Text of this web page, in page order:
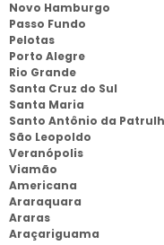
Novo Hamburgo
Passo Fundo
Pelotas
Porto Alegre
Rio Grande
Santa Cruz do Sul
Santa Maria
Santo Antônio da
São Leopoldo
Veranópolis
Viamão
Americana
Araraquara
Araras
Araçariguama